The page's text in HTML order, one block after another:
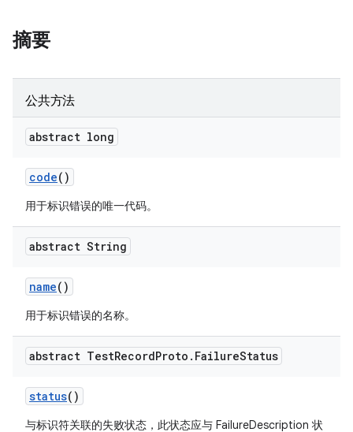
摘要
公共方法
abstract long
code()
用于标识错误的唯一代码。
abstract String
name()
用于标识错误的名称。
abstract TestRecordProto . FailureStatus
status()
与标识符关联的失败状态，此状态应与 FailureDescription 状